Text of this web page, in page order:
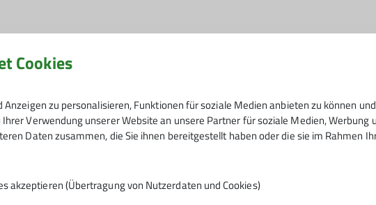
* SPITZ FÄDELN * UMBAUEN *, ABBAUEN * ABSEILEN *
EXENKETTE * MASTWURF * ANKERSTICH *
Cookies
zu personalisieren, Funktionen für soziale Medien anbieten zu können
Verwendung unserer Website an unsere Partner für soziale Medien, Werbung
Daten zusammen, die Sie ihnen bereitgestellt haben oder die sie im Rahmen
akzeptieren (Übertragung von Nutzerdaten und Cookies)